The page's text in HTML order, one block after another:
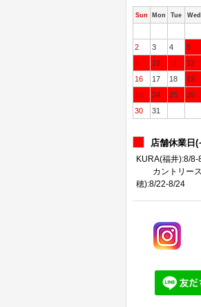
Sun Mon Tue Wed
2
3 4 5
9
10 11 12
16
17 18 19
23
24 25 26
30
31
店舗休業日
KURA(福井
カントリース
穂):8/22-8/24